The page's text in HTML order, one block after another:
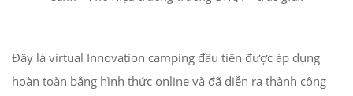
Đây là virtual Innovation camping đầu tiên được áp dụng
hoàn toàn bằng hình thức online và đã diễn ra thành công